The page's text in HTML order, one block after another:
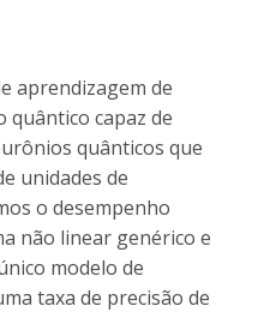
aprendizagem de
quântico capaz de
quânticos que
unidades de
o desempenho
não linear genérico e
modelo de
taxa de precisão de